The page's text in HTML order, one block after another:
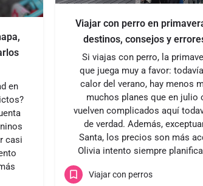
Viajar con perro en
destinos, consejos y
Si viajas con perro, la
que juega muy a favor:
calor del verano, hay menos
muchos planes que en julio
vuelven complicados aquí
de verdad. Además,
Santa, los precios son más
Olivia intento siempre
Viajar con perros
en
casi